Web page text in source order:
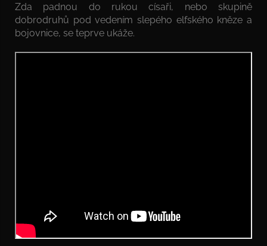
Zda padnou do rukou císaři, nebo skupině
dobrodruhů pod vedením slepého elfského kněze a
bojovnice, se teprve ukáže.